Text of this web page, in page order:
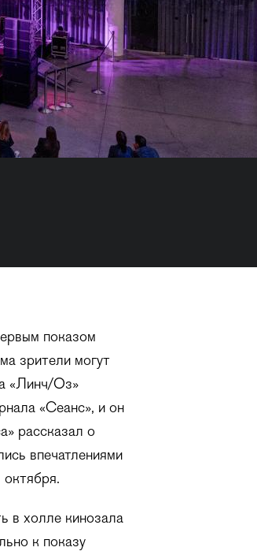
показом
зрители могут
«Линч/Оз»
«Сеанс», и он
рассказал о
впечатлениями
октября.
в холле кинозала
к показу